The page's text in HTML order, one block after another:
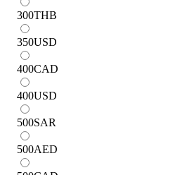
300THB
350USD
400CAD
400USD
500SAR
500AED